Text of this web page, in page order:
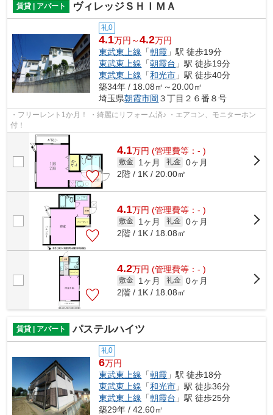
賃貸 | アパート ヴィレッジＳＨＩＭＡ
礼0
4.1万円～4.2万円
東武東上線 「朝霞 」駅 徒歩19分
東武東上線 「朝霞台 」駅 徒歩19分
東武東上線 「和光市 」駅 徒歩40分
築34年 / 18.08㎡～20.00㎡
埼玉県朝霞市岡 ３丁目２６番８号
・フリーレント1か月！ ・綺麗にリフォーム済♪ ・エアコン、モニターホン
付！
4.1万円 (管理費等：- )
敷金 1ヶ月 礼金 0ヶ月
2階 / 1K / 20.00㎡
4.1万円 (管理費等：- )
敷金 1ヶ月 礼金 0ヶ月
2階 / 1K / 18.08㎡
4.2万円 (管理費等：- )
敷金 1ヶ月 礼金 0ヶ月
2階 / 1K / 18.08㎡
賃貸 | アパート パステルハイツ
礼0
6万円
東武東上線 「朝霞 」駅 徒歩18分
東武東上線 「和光市 」駅 徒歩36分
東武東上線 「朝霞台 」駅 徒歩25分
築29年 / 42.60㎡